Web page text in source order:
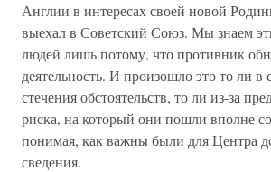
Англии в интересах своей новой
выехал в Советский Союз. Мы знаем
людей лишь потому, что противник
деятельность. И произошло это то ли в
стечения обстоятельств, то ли из-за
риска, на который они пошли вполне
понимая, как важны были для Центра
сведения.